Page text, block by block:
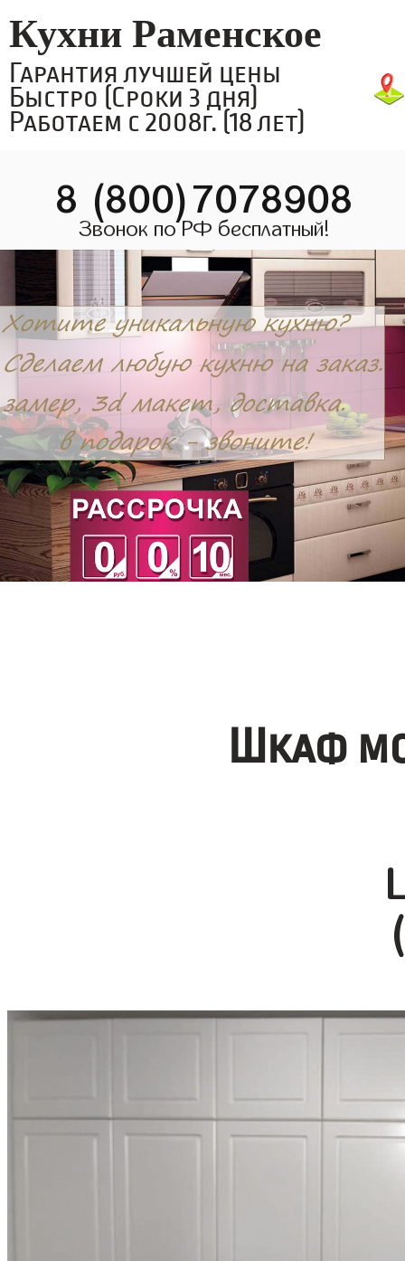
Кухни Раменское
Гарантия лучшей цены
Быстро (Сроки 3 дня)
Работаем с 2008г. (18 лет)
8 (800)7078908
Звонок по РФ бесплатный!
Шкаф